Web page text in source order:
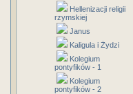
Hellenizacji religii
rzymskiej
Janus
Kaligula i Żydzi
Kolegium
pontyfików - 1
Kolegium
pontyfików - 2